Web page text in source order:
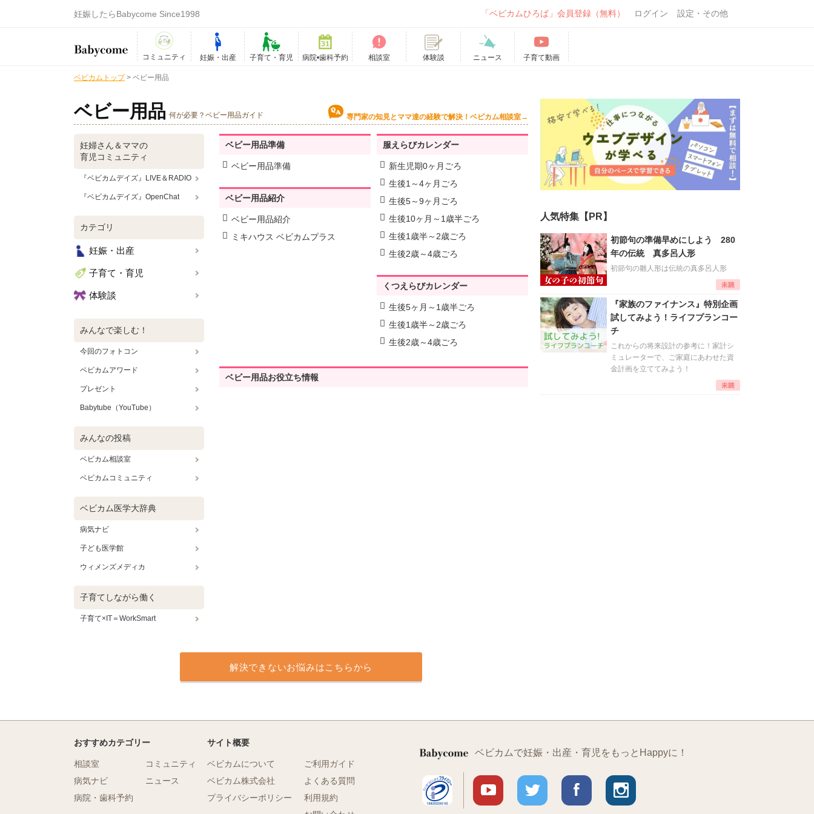
妊娠したらBabycome Since1998 「ベビカムひろば」会員登録（無料） ログイン 設定・その他
コミュニティ 妊娠・出産 子育て・育児 病院•歯科予約 相談室 体験談 ニュース 子育て動画
ベビカムトップ> ベビー用品
ベビー用品 何が必要？ベビー用品ガイド 専門家の知見とママ達の経験で解決！ベビカム相談室→
ベビー用品準備
ベビー用品準備
ベビー用品紹介
ベビー用品紹介
ミキハウス ベビカムプラス
服えらびカレンダー
新生児期0ヶ月ごろ
生後1～4ヶ月ごろ
生後5～9ヶ月ごろ
生後10ヶ月～1歳半ごろ
生後1歳半～2歳ごろ
生後2歳～4歳ごろ
くつえらびカレンダー
生後5ヶ月～1歳半ごろ
生後1歳半～2歳ごろ
生後2歳～4歳ごろ
ベビー用品お役立ち情報
妊婦さん＆ママの
育児コミュニティ
『ベビカムデイズ』LIVE＆RADIO
『ベビカムデイズ』OpenChat
カテゴリ
妊娠・出産
子育て・育児
体験談
みんなで楽しむ！
今回のフォトコン
ベビカムアワード
プレゼント
Babytube（YouTube）
みんなの投稿
ベビカム相談室
ベビカムコミュニティ
ベビカム医学大辞典
病気ナビ
子ども医学館
ウィメンズメディカ
子育てしながら働く
子育て×IT＝WorkSmart
解決できないお悩みはこちらから
人気特集【PR】
初節句の準備早めにしよう 280
年の伝統 真多呂人形
初節句の雛人形は伝統の真多呂人形
『家族のファイナンス』特別企画
試してみよう！ライフプランコー
チ
これからの将来設計の参考に！家計シ
ミュレーターで、ご家庭にあわせた資
金計画を立ててみよう！
ベビカムで妊娠・出産・育児をもっとHappyに！
おすすめカテゴリー
相談室
病気ナビ
病院・歯科予約
コミュニティ
ニュース
サイト概要
ベビカムについて
ベビカム株式会社
プライバシーポリシー
ご利用ガイド
よくある質問
利用規約